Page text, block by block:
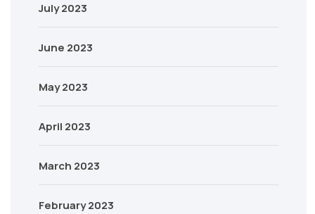
July 2023
June 2023
May 2023
April 2023
March 2023
February 2023